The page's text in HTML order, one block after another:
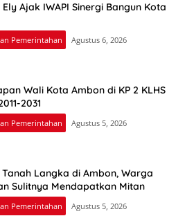
Ajak IWAPI Sinergi Bangun Kota
Pemerintahan Agustus 6, 2026
Wali Kota Ambon di KP 2 KLHS
2031
Pemerintahan Agustus 5, 2026
Langka di Ambon, Warga
Sulitnya Mendapatkan Mitan
Pemerintahan Agustus 5, 2026